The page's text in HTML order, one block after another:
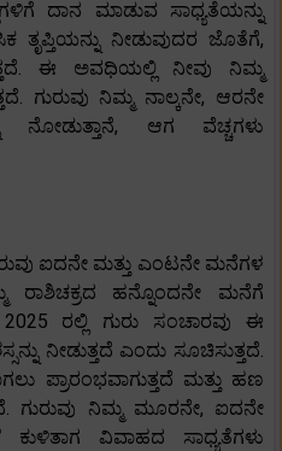
ದಾನ ಮಾಡುವ ಸಾಧ್ಯತೆಯನ್ನು
ತೃಪ್ತಿಯನ್ನು ನೀಡುವುದರ ಜೊತೆಗೆ,
ಈ ಅವಧಿಯಲ್ಲಿ ನೀವು ನಿಮ್ಮ
ಗುರುವು ನಿಮ್ಮ ನಾಲ್ಕನೇ, ಆರನೇ
ನೋಡುತ್ತಾನೆ, ಆಗ ವೆಚ್ಚಗಳು
ಐದನೇ ಮತ್ತು ಎಂಟನೇ ಮನೆಗಳ
ರಾಶಿಚಕ್ರದ ಹನ್ನೊಂದನೇ ಮನೆಗೆ
ರಲ್ಲಿ ಗುರು ಸಂಚಾರವು ಈ
ನೀಡುತ್ತದೆ ಎಂದು ಸೂಚಿಸುತ್ತದೆ.
ಪ್ರಾರಂಭವಾಗುತ್ತದೆ ಮತ್ತು ಹಣ
ಗುರುವು ನಿಮ್ಮ ಮೂರನೇ, ಐದನೇ
ವಿವಾಹದ ಸಾಧ್ಯತೆಗಳು